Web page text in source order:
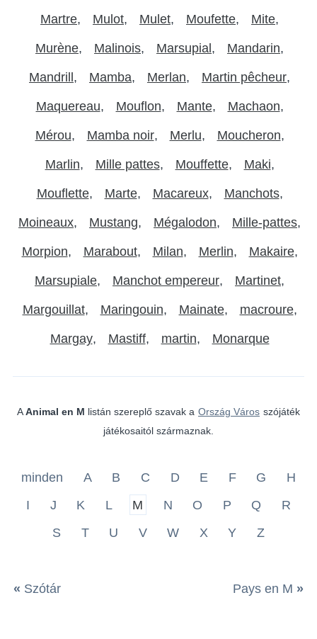
Martre Mulot Mulet Moufette Mite
Murène Malinois Marsupial Mandarin
Mandrill Mamba Merlan Martin pêcheur
Maquereau Mouflon Mante Machaon
Mérou Mamba noir Merlu Moucheron
Marlin Mille pattes Mouffette Maki
Mouflette Marte Macareux Manchots
Moineaux Mustang Mégalodon Mille-pattes
Morpion Marabout Milan Merlin Makaire
Marsupiale Manchot empereur Martinet
Margouillat Maringouin Mainate macroure
Margay Mastiff martin Monarque
AAnimal en M listán szereplő szavak a Ország Város szójáték
játékosaitól származnak.
minden A B C D E F G
H
I
J K L M N O P Q
R
S
T U V W X Y Z
« Szótár Pays en M »